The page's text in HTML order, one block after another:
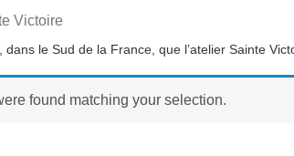
Victoire
found matching your selection.